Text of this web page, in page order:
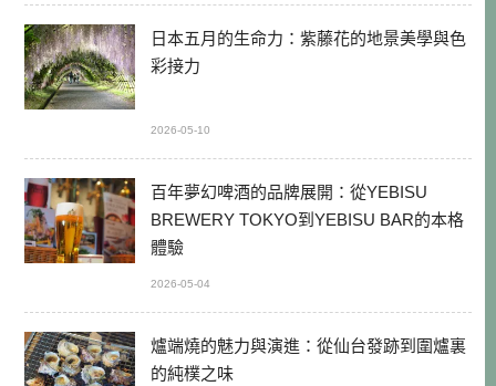
日本五月的生命力：紫藤花的地景美學與色
彩接力
2026-05-10
百年夢幻啤酒的品牌展開：從YEBISU
BREWERY TOKYO到YEBISU BAR的本格
體驗
2026-05-04
爐端燒的魅力與演進：從仙台發跡到圍爐裏
的純樸之味